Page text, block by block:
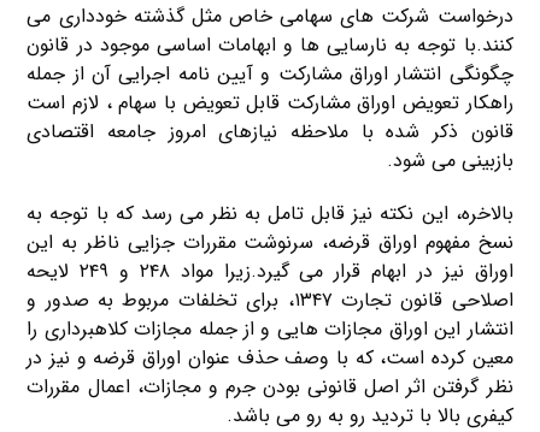
درخواست شرکت های سهامی خاص مثل گذشته خودداری می
کنند.با توجه به نارسایی ها و ابهامات اساسی موجود در قانون
چگونگی انتشار اوراق مشارکت و آیین نامه اجرایی آن از جمله
راهکار تعویض اوراق مشارکت قابل تعویض با سهام ، لازم است
قانون ذکر شده با ملاحظه نیازهای امروز جامعه اقتصادی
بازبینی می شود.
بالاخره، این نکته نیز قابل تامل به نظر می رسد که با توجه به
نسخ مفهوم اوراق قرضه، سرنوشت مقررات جزایی ناظر به این
اوراق نیز در ابهام قرار می گیرد.زیرا مواد ۲۴۸ و ۲۴۹ لایحه
اصلاحی قانون تجارت ۱۳۴۷، برای تخلفات مربوط به صدور و
انتشار این اوراق مجازات هایی و از جمله مجازات کلاهبرداری را
معین کرده است، که با وصف حذف عنوان اوراق قرضه و نیز در
نظر گرفتن اثر اصل قانونی بودن جرم و مجازات، اعمال مقررات
کیفری بالا با تردید رو به رو می باشد.